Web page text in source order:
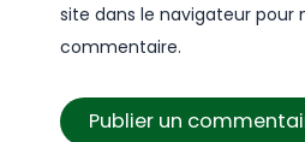
site dans le navigateur pour
commentaire.